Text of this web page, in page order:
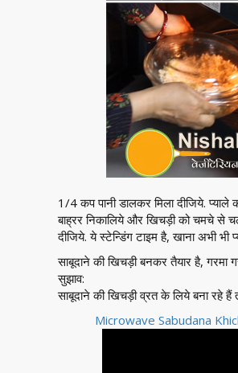
1/4 कप पानी डालकर मिला दीजिये. प्याले
बाह्रर निकालिये और खिचड़ी को चमचे से
दीजिये. ये स्टेन्डिंग टाइम है, खाना अभी भी
साबूदाने की खिचड़ी बनकर तैयार है, गरमा
सुझाव:
साबूदाने की खिचड़ी व्रत के लिये बना रहे
Microwave Sabudana